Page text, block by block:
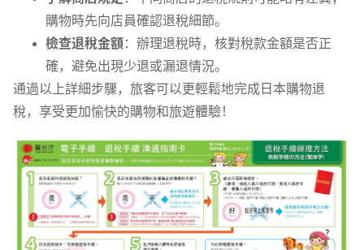
購物時先向店員確認退稅細節。
檢查退稅金額：辦理退稅時，核對稅款金額是否正
確，避免出現少退或漏退情況。
通過以上詳細步驟，旅客可以更輕鬆地完成日本購物退
稅，享受更加愉快的購物和旅遊體驗！